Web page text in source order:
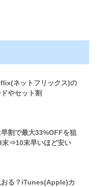
ネットフリックス)の
やセット割
割で最大33%OFFを狙
⇒10末早いほど安い
おる？iTunes(Apple)カ